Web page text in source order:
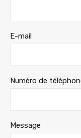
E-mail
Numéro de
Message